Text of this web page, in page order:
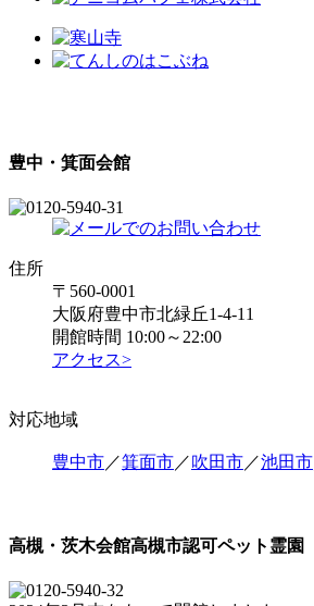
豊中・箕面会館
住所
〒560-0001
大阪府豊中市北緑丘1-4-11
開館時間 10:00～22:00
アクセス>
対応地域
豊中市／箕面市／吹田市／池田市
高槻・茨木会館高槻市認可ペット霊園